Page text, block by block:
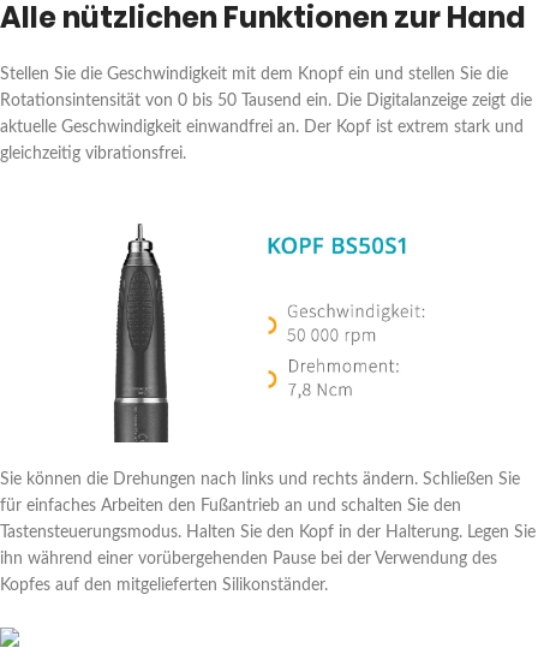
Alle nützlichen Funktionen zur Hand
Stellen Sie die Geschwindigkeit mit dem Knopf ein und stellen Sie die
Rotationsintensität von 0 bis 50 Tausend ein. Die Digitalanzeige zeigt die
aktuelle Geschwindigkeit einwandfrei an. Der Kopf ist extrem stark und
gleichzeitig vibrationsfrei.
Sie können die Drehungen nach links und rechts ändern. Schließen Sie
für einfaches Arbeiten den Fußantrieb an und schalten Sie den
Tastensteuerungsmodus. Halten Sie den Kopf in der Halterung. Legen Sie
ihn während einer vorübergehenden Pause bei der Verwendung des
Kopfes auf den mitgelieferten Silikonständer.